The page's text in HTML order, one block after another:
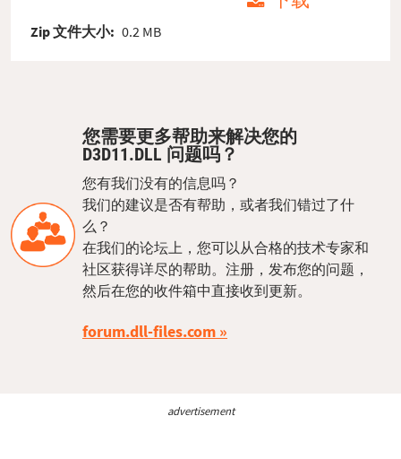
Zip 文件大小: 0.2 MB
您需要更多帮助来解决您的
D3D11.DLL 问题吗？
您有我们没有的信息吗？
我们的建议是否有帮助，或者我们错过了什
么？
在我们的论坛上，您可以从合格的技术专家和
社区获得详尽的帮助。注册，发布您的问题，
然后在您的收件箱中直接收到更新。
forum.dll-files.com
advertisement